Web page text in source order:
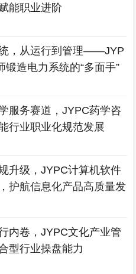
能职业进阶
，从运行到管理——JYP
锻造电力系统的“多面手”
服务赛道，JYPC药学咨
行业职业化规范发展
升级，JYPC计算机软件
护航信息化产品高质量发
内卷，JYPC文化产业管
型行业操盘能力